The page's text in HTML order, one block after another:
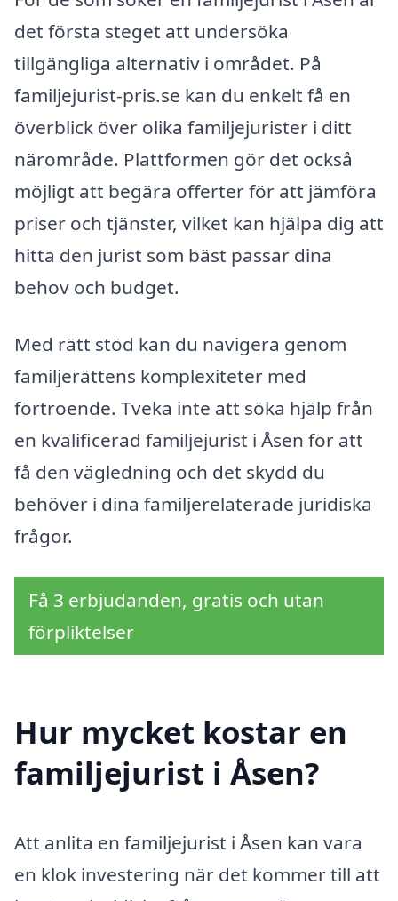
det första steget att undersöka
tillgängliga alternativ i området. På
familjejurist-pris.se kan du enkelt få en
överblick över olika familjejurister i ditt
närområde. Plattformen gör det också
möjligt att begära offerter för att jämföra
priser och tjänster, vilket kan hjälpa dig att
hitta den jurist som bäst passar dina
behov och budget.
Med rätt stöd kan du navigera genom
familjerättens komplexiteter med
förtroende. Tveka inte att söka hjälp från
en kvalificerad familjejurist i Åsen för att
få den vägledning och det skydd du
behöver i dina familjerelaterade juridiska
frågor.
Få 3 erbjudanden, gratis och utan
förpliktelser
Hur mycket kostar en
familjejurist i Åsen?
Att anlita en familjejurist i Åsen kan vara
en klok investering när det kommer till att